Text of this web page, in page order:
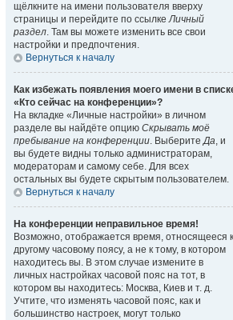
щёлкните на имени пользователя вверху
страницы и перейдите по ссылкеЛичный
раздел. Там вы можете изменить все свои
настройки и предпочтения.
Вернуться к началу
Как избежать появления моего имени в
«Кто сейчас на конференции»?
На вкладке «Личные настройки» в личном
разделе вы найдёте опцию Скрывать моё
пребывание на конференции. ВыберитеДа, и
вы будете видны только администраторам,
модераторам и самому себе. Для всех
остальных вы будете скрытым пользователем.
Вернуться к началу
На конференции неправильное время!
Возможно, отображается время, относящееся к
другому часовому поясу, а не к тому, в котором
находитесь вы. В этом случае измените в
личных настройках часовой пояс на тот, в
котором вы находитесь: Москва, Киев и т. д.
Учтите, что изменять часовой пояс, как и
большинство настроек, могут только